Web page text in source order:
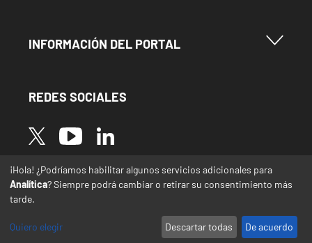
Menu Footer Información del Portal
INFORMACIÓN DEL PORTAL
REDES SOCIALES
Image Image Image
* Las traducciones de este sitio web desde el
español a otras lenguas se realizan de forma
automática y pueden contener errores o
¡Hola! ¿Podríamos habilitar algunos servicios adicionales para
Analítica? Siempre podrá cambiar o retirar su consentimiento más
tarde.
Quiero elegir Descartar todas De acuerdo